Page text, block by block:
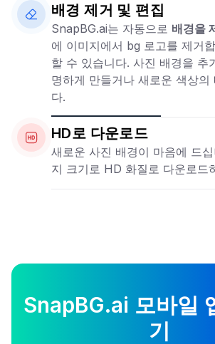
배경 제거 및 편집
SnapBG.ai는 자동으로 배경을
에 이미지에서 bg 로고를 제거
할 수 있습니다. 사진 배경을 추
명하게 만들거나 새로운 색상의
다.
HD로 다운로드
새로운 사진 배경이 마음에 드
지 크기로 HD 화질로 다운로드
SnapBG.ai 모바일
기